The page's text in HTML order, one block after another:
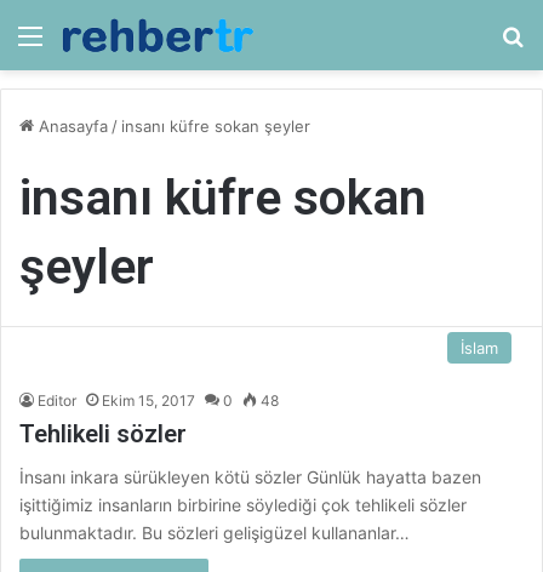
Menü
Anasayfa / insanı küfre sokan şeyler
insanı küfre sokan
şeyler
İslam
Editor Ekim 15, 2017 0 48
Tehlikeli sözler
İnsanı inkara sürükleyen kötü sözler Günlük hayatta bazen
işittiğimiz insanların birbirine söylediği çok tehlikeli sözler
bulunmaktadır. Bu sözleri gelişigüzel kullananlar…